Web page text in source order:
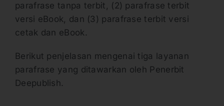
parafrase tanpa terbit, (2) parafrase terbit
versi eBook, dan (3) parafrase terbit versi
cetak dan eBook.
Berikut penjelasan mengenai tiga layanan
parafrase yang ditawarkan oleh Penerbit
Deepublish.